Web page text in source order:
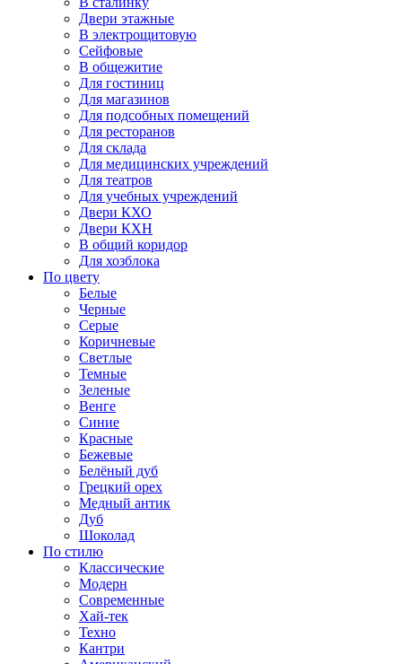
Двери этажные
В электрощитовую
Сейфовые
В общежитие
Для гостиниц
Для магазинов
Для подсобных помещений
Для ресторанов
Для склада
Для медицинских учреждений
Для театров
Для учебных учреждений
Двери КХО
Двери КХН
В общий коридор
Для хозблока
По цвету
Белые
Черные
Серые
Коричневые
Светлые
Темные
Зеленые
Венге
Синие
Красные
Бежевые
Белёный дуб
Грецкий орех
Медный антик
Дуб
Шоколад
По стилю
Классические
Модерн
Современные
Хай-тек
Техно
Кантри